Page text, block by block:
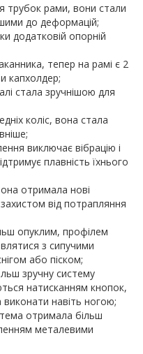
трубок рами, вони стали
до деформацій;
додатковій опорній
тепер на рамі є 2
капхолдер;
стала зручнішою для
коліс, вона стала
виключає вібрацію і
плавність їхнього
отримала нові
від потрапляння
опуклим, профілем
з сипучими
або піском;
зручну систему
натисканням кнопок,
навіть ногою;
отримала більш
металевими